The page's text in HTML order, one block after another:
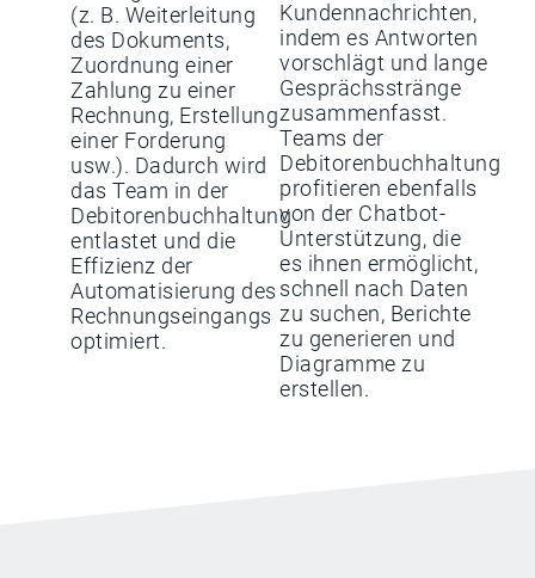
(z. B. Weiterleitung
des Dokuments,
Zuordnung einer
Zahlung zu einer
Rechnung, Erstellung
einer Forderung
usw.). Dadurch wird
das Team in der
Debitorenbuchhaltung
entlastet und die
Effizienz der
Automatisierung des
Rechnungseingangs
optimiert.
Kundennachrichten,
indem es Antworten
vorschlägt und lange
Gesprächsstränge
zusammenfasst.
Teams der
Debitorenbuchhaltung
profitieren ebenfalls
von der Chatbot-
Unterstützung, die
es ihnen ermöglicht,
schnell nach Daten
zu suchen, Berichte
zu generieren und
Diagramme zu
erstellen.